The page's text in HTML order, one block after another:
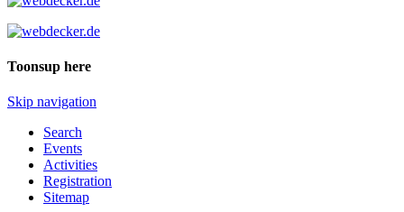
Toonsup here
Skip navigation
Search
Events
Activities
Registration
Sitemap